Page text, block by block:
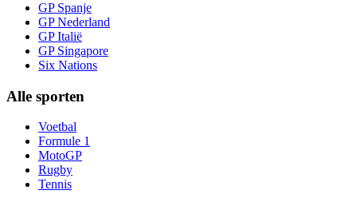
GP Spanje
GP Nederland
GP Italië
GP Singapore
Six Nations
Alle sporten
Voetbal
Formule 1
MotoGP
Rugby
Tennis